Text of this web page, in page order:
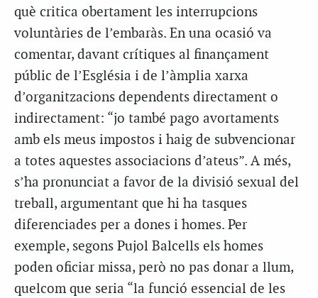
què critica obertament les interrupcions
voluntàries de l’embaràs. En una ocasió va
comentar, davant crítiques al finançament
públic de l’Església i de l’àmplia xarxa
d’organitzacions dependents directament o
indirectament: “jo també pago avortaments
amb els meus impostos i haig de subvencionar
a totes aquestes associacions d’ateus”. A més,
s’ha pronunciat a favor de la divisió sexual del
treball, argumentant que hi ha tasques
diferenciades per a dones i homes. Per
exemple, segons Pujol Balcells els homes
poden oficiar missa, però no pas donar a llum,
quelcom que seria “la funció essencial de les